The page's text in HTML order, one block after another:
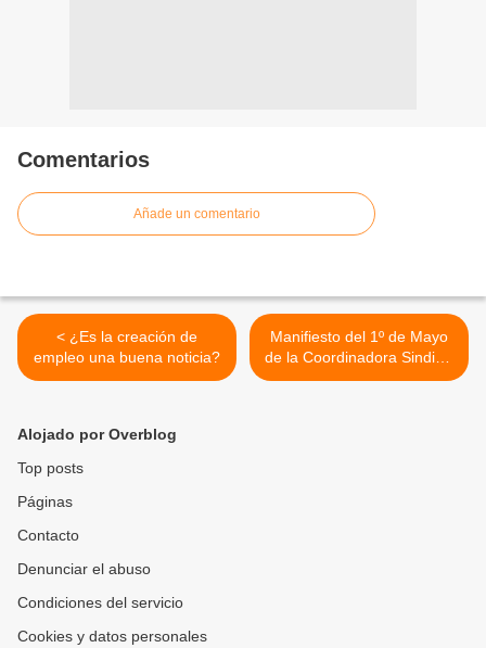
Comentarios
Añade un comentario
< ¿Es la creación de
empleo una buena noticia?
Manifiesto del 1º de Mayo
de la Coordinadora Sindical
de Clase >
Alojado por Overblog
Top posts
Páginas
Contacto
Denunciar el abuso
Condiciones del servicio
Cookies y datos personales